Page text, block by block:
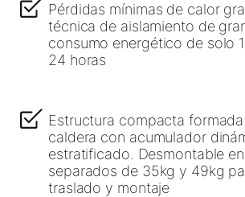
Pérdidas mínimas de calor
técnica de aislamiento de
consumo energético de solo
24 horas
Estructura compacta
caldera con acumulador
estratificado. Desmontable
separados de 35kg y 49kg
traslado y montaje